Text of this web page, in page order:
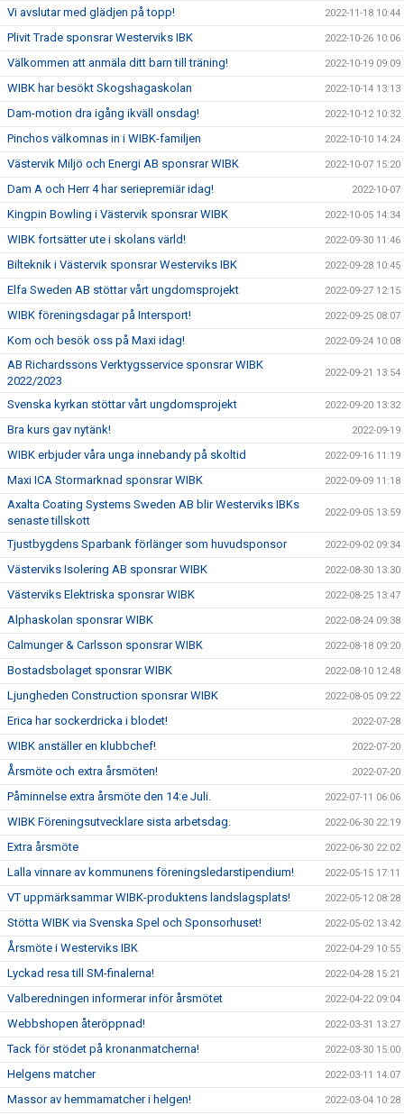
Vi avslutar med glädjen på topp! 2022-11-18 10:44
Plivit Trade sponsrar Westerviks IBK 2022-10-26 10:06
Välkommen att anmäla ditt barn till träning! 2022-10-19 09:09
WIBK har besökt Skogshagaskolan 2022-10-14 13:13
Dam-motion dra igång ikväll onsdag! 2022-10-12 10:32
Pinchos välkomnas in i WIBK-familjen 2022-10-10 14:24
Västervik Miljö och Energi AB sponsrar WIBK 2022-10-07 15:20
Dam A och Herr 4 har seriepremiär idag! 2022-10-07
Kingpin Bowling i Västervik sponsrar WIBK 2022-10-05 14:34
WIBK fortsätter ute i skolans värld! 2022-09-30 11:46
Bilteknik i Västervik sponsrar Westerviks IBK 2022-09-28 10:45
Elfa Sweden AB stöttar vårt ungdomsprojekt 2022-09-27 12:15
WIBK föreningsdagar på Intersport! 2022-09-25 08:07
Kom och besök oss på Maxi idag! 2022-09-24 10:08
AB Richardssons Verktygsservice sponsrar WIBK
2022/2023
2022-09-21 13:54
Svenska kyrkan stöttar vårt ungdomsprojekt 2022-09-20 13:32
Bra kurs gav nytänk! 2022-09-19
WIBK erbjuder våra unga innebandy på skoltid 2022-09-16 11:19
Maxi ICA Stormarknad sponsrar WIBK 2022-09-09 11:18
Axalta Coating Systems Sweden AB blir Westerviks IBKs
senaste tillskott
2022-09-05 13:59
Tjustbygdens Sparbank förlänger som huvudsponsor 2022-09-02 09:34
Västerviks Isolering AB sponsrar WIBK 2022-08-30 13:30
Västerviks Elektriska sponsrar WIBK 2022-08-25 13:47
Alphaskolan sponsrar WIBK 2022-08-24 09:38
Calmunger & Carlsson sponsrar WIBK 2022-08-18 09:20
Bostadsbolaget sponsrar WIBK 2022-08-10 12:48
Ljungheden Construction sponsrar WIBK 2022-08-05 09:22
Erica har sockerdricka i blodet! 2022-07-28
WIBK anställer en klubbchef! 2022-07-20
Årsmöte och extra årsmöten! 2022-07-20
Påminnelse extra årsmöte den 14:e Juli. 2022-07-11 06:06
WIBK Föreningsutvecklare sista arbetsdag. 2022-06-30 22:19
Extra årsmöte 2022-06-30 22:02
Lalla vinnare av kommunens föreningsledarstipendium! 2022-05-15 17:11
VT uppmärksammar WIBK-produktens landslagsplats! 2022-05-12 08:28
Stötta WIBK via Svenska Spel och Sponsorhuset! 2022-05-02 13:42
Årsmöte i Westerviks IBK 2022-04-29 10:55
Lyckad resa till SM-finalerna! 2022-04-28 15:21
Valberedningen informerar inför årsmötet 2022-04-22 09:04
Webbshopen återöppnad! 2022-03-31 13:27
Tack för stödet på kronanmatcherna! 2022-03-30 15:00
Helgens matcher 2022-03-11 14:07
Massor av hemmamatcher i helgen! 2022-03-04 10:28